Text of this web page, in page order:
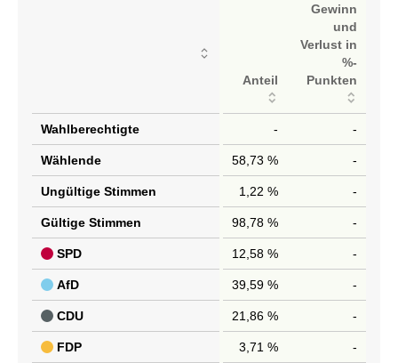
Anteil
Gewinn
und
Verlust in
%-
Punkten
Wahlberechtigte - -
Wählende 58,73 % -
Ungültige Stimmen 1,22 % -
Gültige Stimmen 98,78 % -
SPD 12,58 % -
AfD 39,59 % -
CDU 21,86 % -
FDP 3,71 % -